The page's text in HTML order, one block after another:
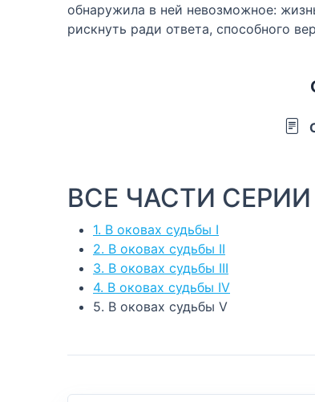
обнаружила в ней невозможное:
рискнуть ради ответа, способного
ВСЕ ЧАСТИ СЕРИИ
1. В оковах судьбы I
2. В оковах судьбы II
3. В оковах судьбы III
4. В оковах судьбы IV
5. В оковах судьбы V